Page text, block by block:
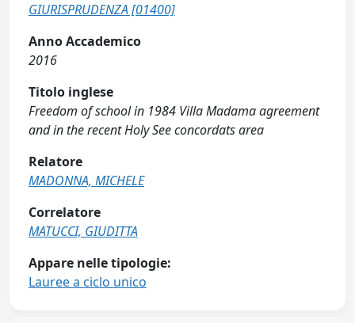
GIURISPRUDENZA [01400]
Anno Accademico
2016
Titolo inglese
Freedom of school in 1984 Villa Madama agreement
and in the recent Holy See concordats area
Relatore
MADONNA, MICHELE
Correlatore
MATUCCI, GIUDITTA
Appare nelle tipologie:
Lauree a ciclo unico